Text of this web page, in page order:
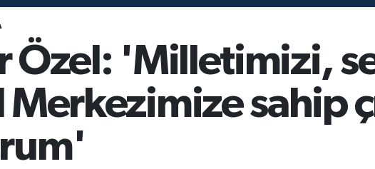
Özel: 'Milletimizi,
Merkezimize sahip